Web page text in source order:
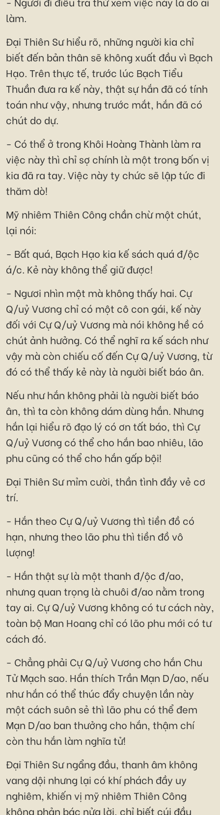
làm.
Đại Thiên Sư hiểu rõ, những người kia chỉ
biết đến bản thân sẽ không xuất đầu vì Bạch
Hạo. Trên thực tế, trước lúc Bạch Tiểu
Thuần đưa ra kế này, thật sự hắn đã có tính
toán như vậy, nhưng trước mắt, hắn đã có
chút do dự.
- Có thể ở trong Khôi Hoàng Thành làm ra
việc này thì chỉ sợ chính là một trong bốn vị
kia đã ra tay. Việc này ty chức sẽ lập tức đi
thăm dò!
Mỹ nhiêm Thiên Công chần chừ một chút,
lại nói:
- Bất quá, Bạch Hạo kia kế sách quá đ/ộc
á/c. Kẻ này không thể giữ được!
- Ngươi nhìn một mà không thấy hai. Cự
Q/uỷ Vương chỉ có một cô con gái, kế này
đối với Cự Q/uỷ Vương mà nói không hề có
chút ảnh hưởng. Có thể nghĩ ra kế sách như
vậy mà còn chiếu cố đến Cự Q/uỷ Vương, từ
đó có thể thấy kẻ này là người biết báo ân.
Nếu như hắn không phải là người biết báo
ân, thì ta còn không dám dùng hắn. Nhưng
hắn lại hiểu rõ đạo lý có ơn tất báo, thì Cự
Q/uỷ Vương có thể cho hắn bao nhiêu, lão
phu cũng có thể cho hắn gấp bội!
Đại Thiên Sư mỉm cười, thần tình đầy vẻ cơ
trí.
- Hắn theo Cự Q/uỷ Vương thì tiền đồ có
hạn, nhưng theo lão phu thì tiền đồ vô
lượng!
- Hắn thật sự là một thanh đ/ộc đ/ao,
nhưng quan trọng là chuôi đ/ao nằm trong
tay ai. Cự Q/uỷ Vương không có tư cách này,
toàn bộ Man Hoang chỉ có lão phu mới có tư
cách đó.
- Chẳng phải Cự Q/uỷ Vương cho hắn Chu
Tử Mạch sao. Hắn thích Trần Mạn D/ao, nếu
như hắn có thể thúc đẩy chuyện lần này
một cách suôn sẻ thì lão phu có thể đem
Mạn D/ao ban thưởng cho hắn, thậm chí
còn thu hắn làm nghĩa tử!
Đại Thiên Sư ngẩng đầu, thanh âm không
vang dội nhưng lại có khí phách đầy uy
nghiêm, khiến vị mỹ nhiêm Thiên Công
không phản bác nửa lời, chỉ biết cúi đầu